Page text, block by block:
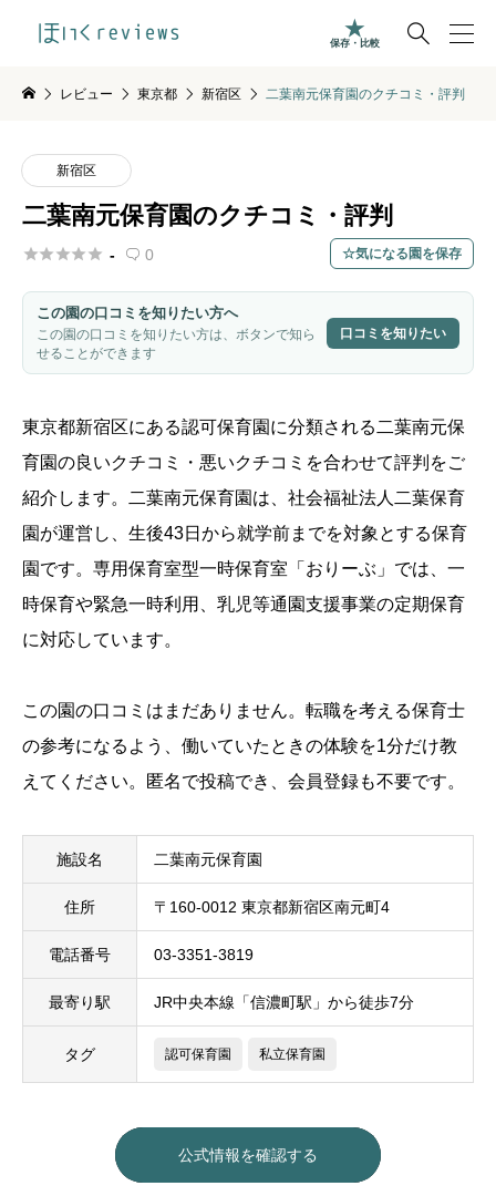

保存・比較
レビュー 東京都 新宿区 二葉南元保育園のクチコミ・評判
新宿区
二葉南元保育園のクチコミ・評判
 -  0 気になる園を保存
この園の口コミを知りたい方へ
この園の口コミを知りたい方は、ボタンで知ら
せることができます
口コミを知りたい
東京都新宿区にある認可保育園に分類される 二葉南元保
育園の良いクチコミ・悪いクチコミを合わせて評判をご
紹介します。二葉南元保育園は、社会福祉法人二葉保育
園が運営し、生後43日から就学前までを対象とする保育
園です。専用保育室型一時保育室「おりーぶ」では、一
時保育や緊急一時利用、乳児等通園支援事業の定期保育
に対応しています。
この園の口コミはまだありません。転職を考える保育士
の参考になるよう、働いていたときの体験を1分だけ教
えてください。匿名で投稿でき、会員登録も不要です。
施設名 二葉南元保育園
住所 〒160-0012 東京都新宿区南元町4
電話番号 03-3351-3819
最寄り駅 JR中央本線「信濃町駅」から徒歩7分
タグ 認可保育園 私立保育園
公式情報を確認する